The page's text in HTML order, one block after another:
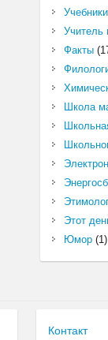
Учебники
Учитель
Факты
Школа
Этот
Юмор(1)
Контакт